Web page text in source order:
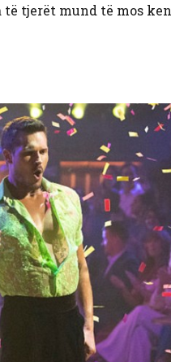
tjerët mund të mos